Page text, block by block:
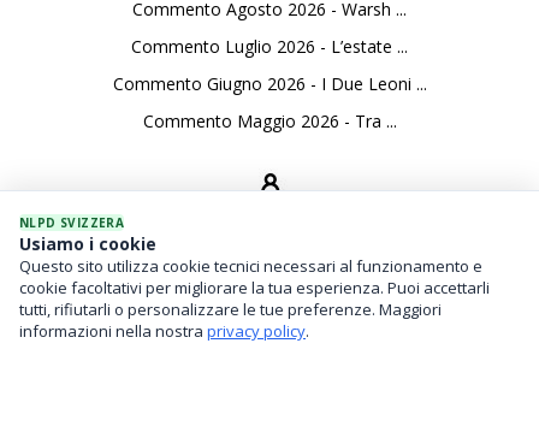
Commento Agosto 2026 - Warsh ...
Commento Luglio 2026 - L’estate ...
Commento Giugno 2026 - I Due Leoni ...
Commento Maggio 2026 - Tra ...
SERVIZI
Gestione Di Patrimoni
NLPD SVIZZERA
Usiamo i cookie
Questo sito utilizza cookie tecnici necessari al funzionamento e
cookie facoltativi per migliorare la tua esperienza. Puoi accettarli
tutti, rifiutarli o personalizzare le tue preferenze. Maggiori
informazioni nella nostra privacy policy.